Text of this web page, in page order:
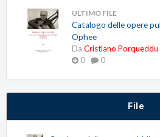
ULTIMO FILE
Catalogo delle opere
Ophee
Da Cristiano Porqueddu
0
0
File